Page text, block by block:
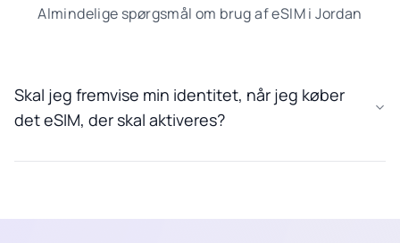
Almindelige spørgsmål om brug af eSIM i Jordan
Skal jeg fremvise min identitet, når jeg køber
det eSIM, der skal aktiveres?